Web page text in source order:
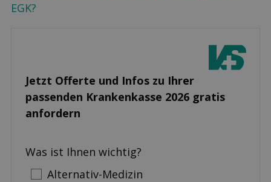
EGK?
Jetzt Offerte und Infos zu Ihrer
passenden Kranken­kasse 2026 gratis
anfordern
Was ist Ihnen wichtig?
Alternativ-Medizin